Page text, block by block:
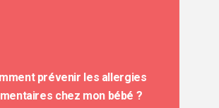
prévenir les allergies
chez mon bébé ?